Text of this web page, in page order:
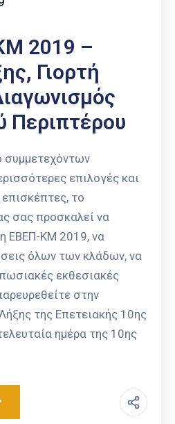
2019 –
Γιορτή
Περιπτέρου
συμμετεχόντων
επιλογές και
το
σας προσκαλεί να
ΕΒΕΠ-ΚΜ 2019, να
όλων των κλάδων, να
εκθεσιακές
στην
της Επετειακής 10ης
ημέρα της 10ης